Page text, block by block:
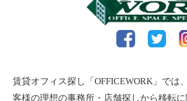
賃貸オフィス探し「OFFICEWORK」では
客様の理想の事務所・店舗探しから移転